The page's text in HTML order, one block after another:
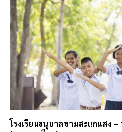
โรงเรียนอนุบาลขามสะแกแสง –